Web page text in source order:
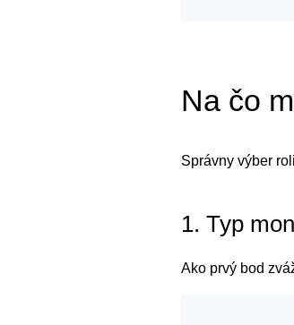
Na čo
Správny výber
1. Typ
Ako prvý bod